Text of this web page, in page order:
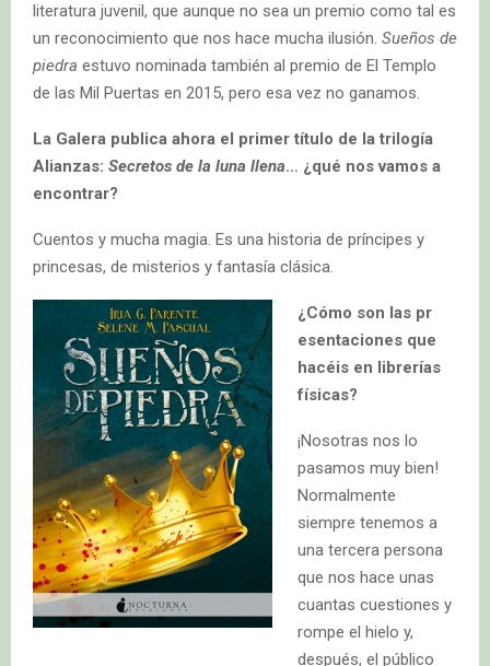
literatura juvenil, que aunque no sea un premio como tal es
un reconocimiento que nos hace mucha ilusión. Sueños de
piedra estuvo nominada también al premio de El Templo
de las Mil Puertas en 2015, pero esa vez no ganamos.
La Galera publica ahora el primer título de la trilogía
Alianzas: Secretos de la luna llena… ¿qué nos vamos a
encontrar?
Cuentos y mucha magia. Es una historia de príncipes y
princesas, de misterios y fantasía clásica.
¿Cómo son las pr
esentaciones que
hacéis en librerías
físicas?
¡Nosotras nos lo
pasamos muy bien!
Normalmente
siempre tenemos a
una tercera persona
que nos hace unas
cuantas cuestiones y
rompe el hielo y,
después, el público